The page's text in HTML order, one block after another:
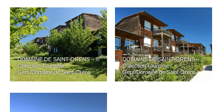
DOMAINE DE SAINT-ORENS – ©
Collection Tourisme
Gers/Domaine de Saint-Orens
DOMAINE DE SAINT-ORENS – ©
Collection Tourisme
Gers/Domaine de Saint-Orens